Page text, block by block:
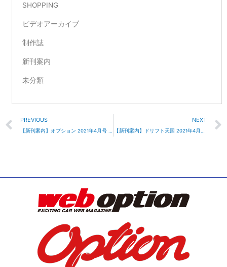
SHOPPING
ビデオアーカイブ
制作誌
新刊案内
未分類
Prev
PREVIOUS NEXT